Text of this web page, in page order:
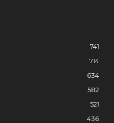
741
714
634
582
521
436